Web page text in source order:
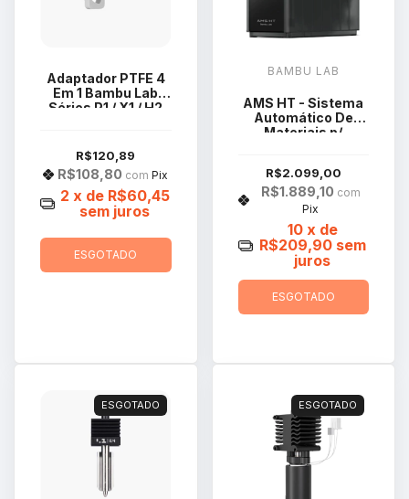
Adaptador PTFE 4
Em 1 Bambu Lab
Séries P1 / X1 / H2
R$120,89
R$108,80 com Pix
2 x de R$60,45
sem juros
ESGOTADO
BAMBU LAB
AMS HT - Sistema
Automático De
Materiais p/
SA008
R$2.099,00
R$1.889,10 com
Pix
10 x de
R$209,90 sem
juros
ESGOTADO
ESGOTADO ESGOTADO